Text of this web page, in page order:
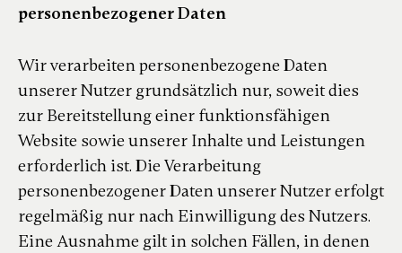
personenbezogener Daten
Wir verarbeiten personenbezogene Daten
unserer Nutzer grundsätzlich nur, soweit dies
zur Bereitstellung einer funktionsfähigen
Website sowie unserer Inhalte und Leistungen
erforderlich ist. Die Verarbeitung
personenbezogener Daten unserer Nutzer erfolgt
regelmäßig nur nach Einwilligung des Nutzers.
Eine Ausnahme gilt in solchen Fällen, in denen